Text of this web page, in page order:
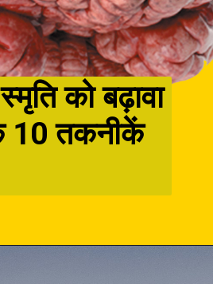
को बढ़ावा
10 तकनीकें